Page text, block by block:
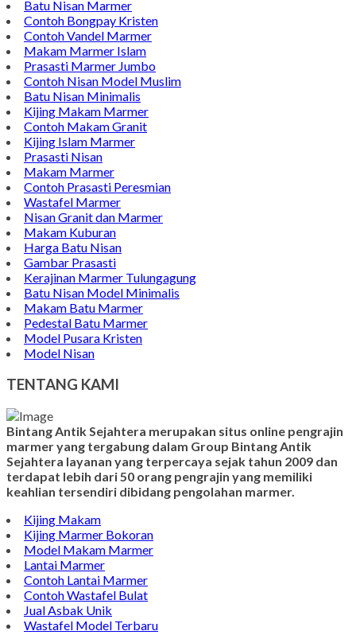
Batu Nisan Marmer
Contoh Bongpay Kristen
Contoh Vandel Marmer
Makam Marmer Islam
Prasasti Marmer Jumbo
Contoh Nisan Model Muslim
Batu Nisan Minimalis
Kijing Makam Marmer
Contoh Makam Granit
Kijing Islam Marmer
Prasasti Nisan
Makam Marmer
Contoh Prasasti Peresmian
Wastafel Marmer
Nisan Granit dan Marmer
Makam Kuburan
Harga Batu Nisan
Gambar Prasasti
Kerajinan Marmer Tulungagung
Batu Nisan Model Minimalis
Makam Batu Marmer
Pedestal Batu Marmer
Model Pusara Kristen
Model Nisan
TENTANG KAMI
Bintang Antik Sejahtera merupakan situs online pengrajin
marmer yang tergabung dalam Group Bintang Antik
Sejahtera layanan yang terpercaya sejak tahun 2009 dan
terdapat lebih dari 50 orang pengrajin yang memiliki
keahlian tersendiri dibidang pengolahan marmer.
Kijing Makam
Kijing Marmer Bokoran
Model Makam Marmer
Lantai Marmer
Contoh Lantai Marmer
Contoh Wastafel Bulat
Jual Asbak Unik
Wastafel Model Terbaru